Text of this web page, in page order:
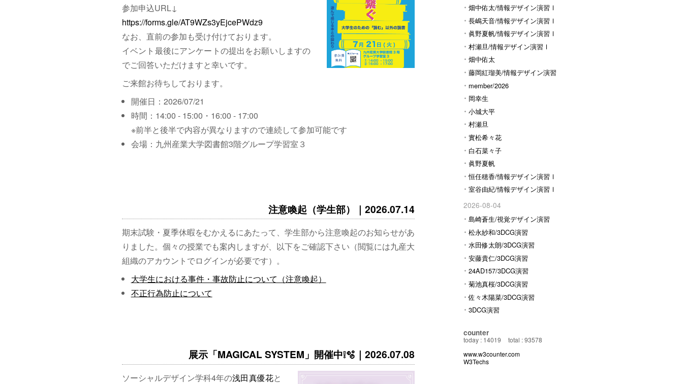
畑中佑太/情報デザイン演習Ⅰ
長嶋天音/情報デザイン演習Ⅰ
眞野夏帆/情報デザイン演習Ⅰ
村瀬旦/情報デザイン演習Ⅰ
畑中佑太
藤岡紅瑠美/情報デザイン演習
Ⅰ member/2026
岡幸生
小城大平
村瀬旦
實松希々花
白石菜々子
眞野夏帆
恒任穂香/情報デザイン演習Ⅰ
室谷由紀/情報デザイン演習Ⅰ
2026-08-04
島崎蒼生/視覚デザイン演習
松永紗和/3DCG演習
水田修太朗/3DCG演習
安藤貴仁/3DCG演習
24AD157/3DCG演習
菊池真桜/3DCG演習
佐々木陽菜/3DCG演習
3DCG演習
counter
today : 14019
total : 93578
www.w3counter.com
W3Techs
参加申込URL↓
https://forms.gle/AT9WZs3yEjcePWdz9
なお、直前の参加も受け付けております。
イベント最後にアンケートの提出をお願いしますの
でご回答いただけますと幸いです。
ご来館お待ちしております。
開催日：2026/07/21
時間：14:00 - 15:00・16:00 - 17:00
※前半と後半で内容が異なりますので連続して参加可能です
会場：九州産業大学図書館3階グループ学習室３
注意喚起（学生部）｜2026.07.14
期末試験・夏季休暇をむかえるにあたって、学生部から注意喚起のお知らせがあ
りました。個々の授業でも案内しますが、以下をご確認下さい（閲覧には九産大
組織のアカウントでログインが必要です）。
大学生における事件・事故防止について（注意喚起）
不正行為防止について
展示「MAGICAL SYSTEM」開催中❕🫧｜2026.07.08
ソーシャルデザイン学科4年の浅田真優花と